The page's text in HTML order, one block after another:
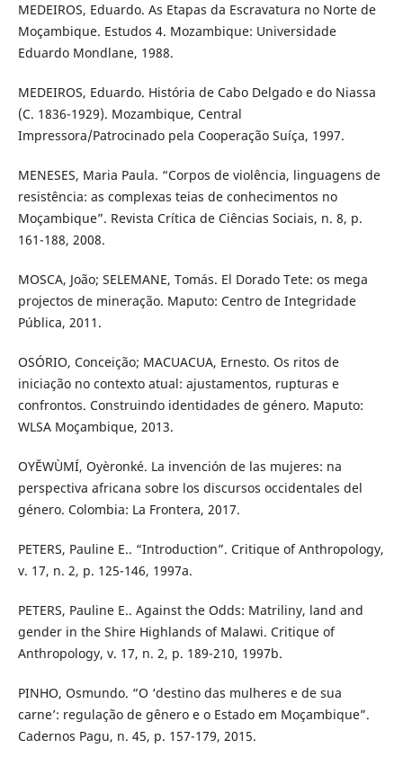
MEDEIROS, Eduardo. As Etapas da Escravatura no Norte de
Moçambique. Estudos 4. Mozambique: Universidade
Eduardo Mondlane, 1988.
MEDEIROS, Eduardo. História de Cabo Delgado e do Niassa
(C. 1836-1929). Mozambique, Central
Impressora/Patrocinado pela Cooperação Suíça, 1997.
MENESES, Maria Paula. “Corpos de violência, linguagens de
resistência: as complexas teias de conhecimentos no
Moçambique”. Revista Crítica de Ciências Sociais, n. 8, p.
161-188, 2008.
MOSCA, João; SELEMANE, Tomás. El Dorado Tete: os mega
projectos de mineração. Maputo: Centro de Integridade
Pública, 2011.
OSÓRIO, Conceição; MACUACUA, Ernesto. Os ritos de
iniciação no contexto atual: ajustamentos, rupturas e
confrontos. Construindo identidades de género. Maputo:
WLSA Moçambique, 2013.
OYĚWÙMÍ, Oyèronké. La invención de las mujeres: na
perspectiva africana sobre los discursos occidentales del
género. Colombia: La Frontera, 2017.
PETERS, Pauline E.. “Introduction”. Critique of Anthropology,
v. 17, n. 2, p. 125-146, 1997a.
PETERS, Pauline E.. Against the Odds: Matriliny, land and
gender in the Shire Highlands of Malawi. Critique of
Anthropology, v. 17, n. 2, p. 189-210, 1997b.
PINHO, Osmundo. “O ‘destino das mulheres e de sua
carne’: regulação de gênero e o Estado em Moçambique”.
Cadernos Pagu, n. 45, p. 157-179, 2015.